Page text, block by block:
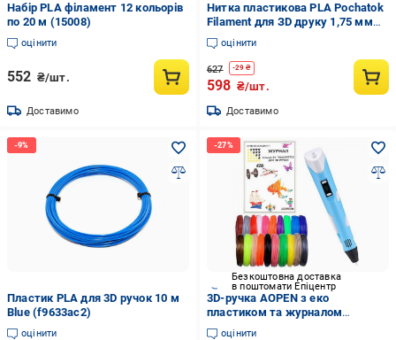
Набір PLA філамент 12 кольорів
по 20 м (15008)
оцінити
552 ₴/шт.
Доставимо
Нитка пластикова PLA Pochatok
Filament для ЗD друку 1,75 мм
оцінити
627 -29 ₴
598 ₴/шт.
Доставимо
Пластик PLA для 3D ручок 10 м
Blue (f9633ac2)
оцінити
Безкоштовна доставка
в поштомати Епіцентр
3D-ручка AOPEN з еко
пластиком та журналом
трафаретів (11321102)
оцінити